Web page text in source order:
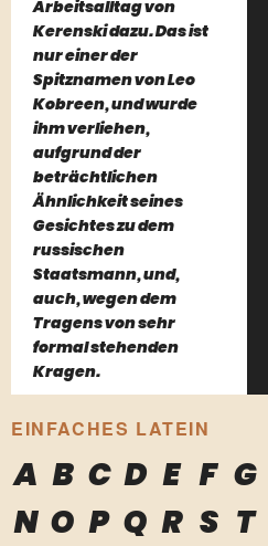
Arbeitsalltag von
Kerenski dazu. Das ist
nur einer der
Spitznamen von Leo
Kobreen, und wurde
ihm verliehen,
aufgrund der
beträchtlichen
Ähnlichkeit seines
Gesichtes zu dem
russischen
Staatsmann, und,
auch, wegen dem
Tragens von sehr
formal stehenden
Kragen.
EINFACHES LATEIN
A B C D E F G
N O P Q R S T